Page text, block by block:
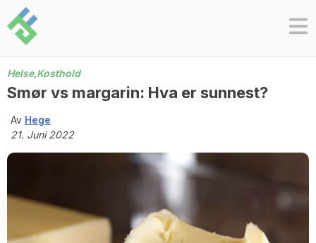
Skip
to
content
Helse,Kosthold
Smør vs margarin: Hva er sunnest?
Av Hege
21. Juni 2022